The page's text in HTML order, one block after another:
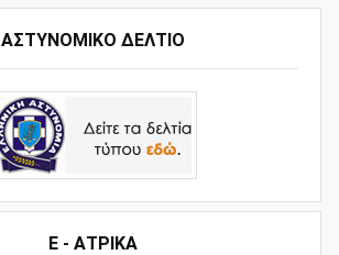
ΑΣΤΥΝΟΜΙΚΟ ΔΕΛΤΙΟ
Ε - ΑΤΡΙΚΑ